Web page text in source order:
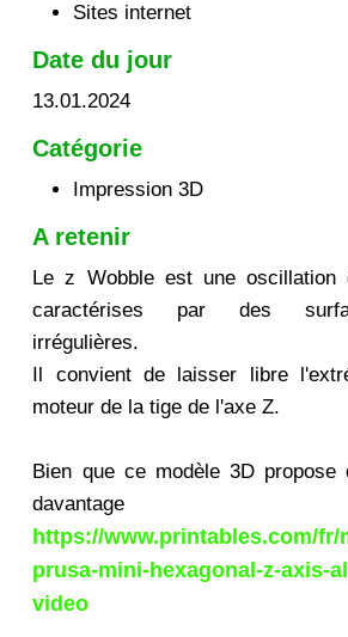
Sites internet
Date du jour
13.01.2024
Catégorie
Impression 3D
A retenir
Le z Wobble est une
caractérises par des
irrégulières.
Il convient de laisser libre
moteur de la tige de l'axe Z.
Bien que ce modèle 3D propose
https://www.printables.com/fr/
prusa-mini-hexagonal-z-axis-
video